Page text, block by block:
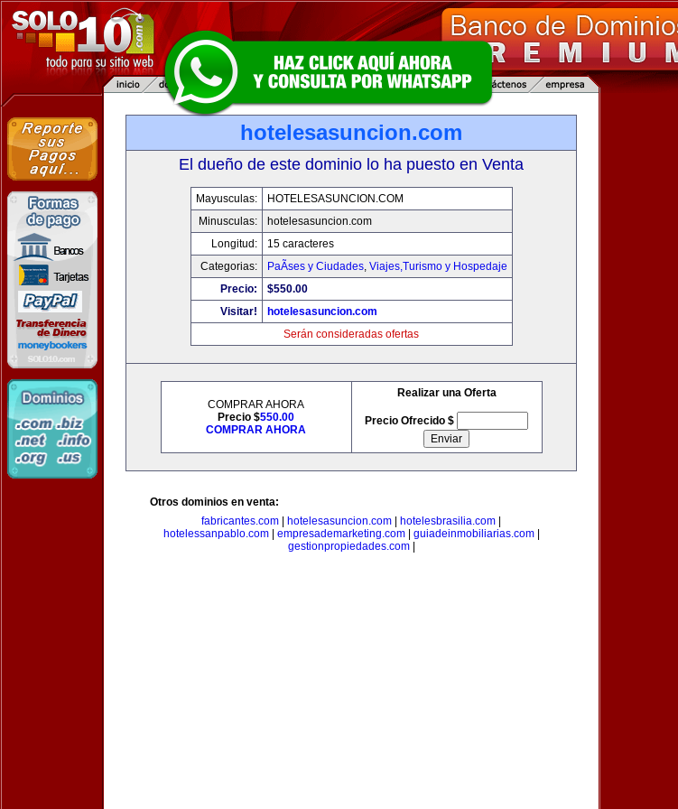
hotelesasuncion.com
El dueño de este dominio lo ha puesto en Venta
Mayusculas:
HOTELESASUNCION.COM
Minusculas:
hotelesasuncion.com
Longitud:
15 caracteres
Categorias:
PaÃ­ses y Ciudades, Viajes,Turismo y Hospedaje
Precio:
$550.00
Visitar!
hotelesasuncion.com
Serán consideradas ofertas
COMPRAR AHORA
Precio $550.00
COMPRAR AHORA
Realizar una Oferta
Precio Ofrecido $
Otros dominios en venta:
fabricantes.com
hotelesasuncion.com hotelesbrasilia.com
hotelessanpablo.com| empresademarketing.com| guiadeinmobiliarias.com|
gestionpropiedades.com|